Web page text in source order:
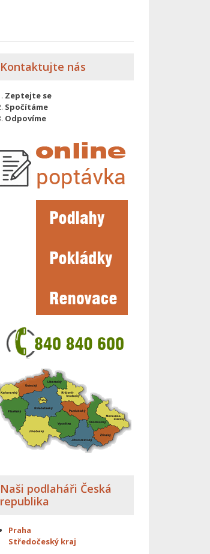
Kontaktujte nás
Zeptejte se
Spočítáme
Odpovíme
Naši podlaháři Česká
republika
Praha
Středočeský kraj